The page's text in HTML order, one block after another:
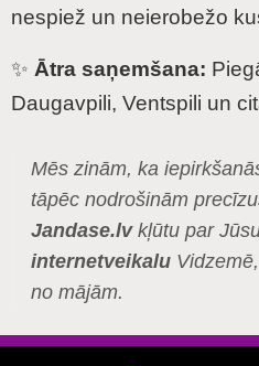
nespiež un neierobežo
✨ Ātra saņemšana:
Daugavpili, Ventspili un
Mēs zinām, ka
tāpēc nodrošinām
Jandase.lvkļūtu par
internetveikalu
no mājām.